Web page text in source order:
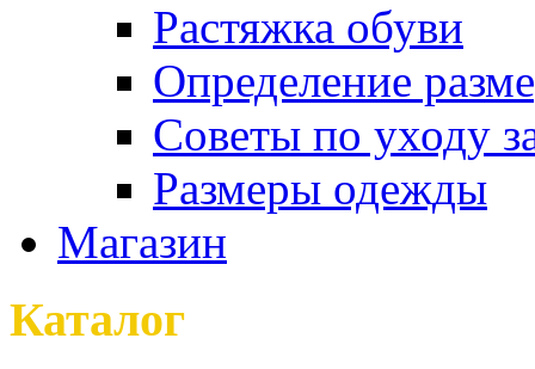
Растяжка обуви
Определение
Советы по уходу
Размеры одежды
Магазин
Каталог